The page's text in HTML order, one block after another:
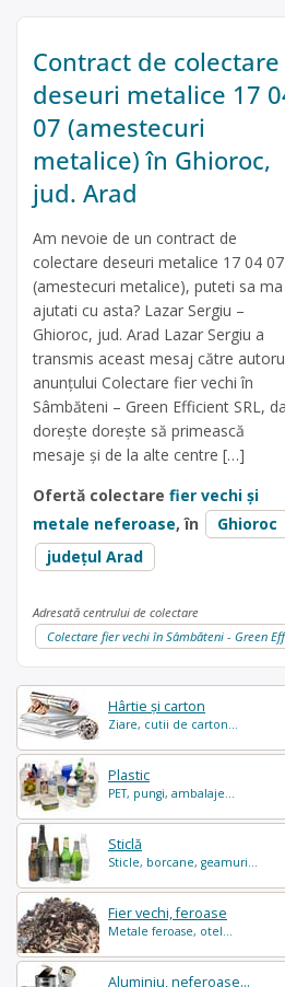
Hârtie și carton
Ziare, cutii de carton...
Plastic
PET, pungi, ambalaje...
Sticlă
Sticle, borcane, geamuri...
Fier vechi, feroase
Metale feroase, otel...
Aluminiu, neferoase...
Contract de colectare
deseuri metalice 17
07 (amestecuri
metalice) în Ghioroc,
jud. Arad
Am nevoie de un contract de
colectare deseuri metalice 17 04 07
(amestecuri metalice), puteti sa ma
ajutati cu asta? Lazar Sergiu –
Ghioroc, jud. Arad Lazar Sergiu a
transmis aceast mesaj către
anunțului Colectare fier vechi în
Sâmbăteni – Green Efficient SRL,
dorește dorește să primească
mesaje și de la alte centre […]
Ofertă colectare fier vechi și
metale neferoase, în
Ghioroc
județul Arad
Adresată centrului de colectare
Colectare fier vechi în Sâmbăteni - Green